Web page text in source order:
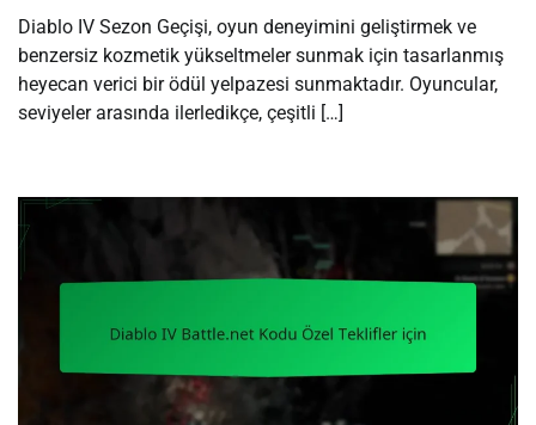
Diablo IV Sezon Geçişi, oyun deneyimini geliştirmek ve
benzersiz kozmetik yükseltmeler sunmak için tasarlanmış
heyecan verici bir ödül yelpazesi sunmaktadır. Oyuncular,
seviyeler arasında ilerledikçe, çeşitli […]